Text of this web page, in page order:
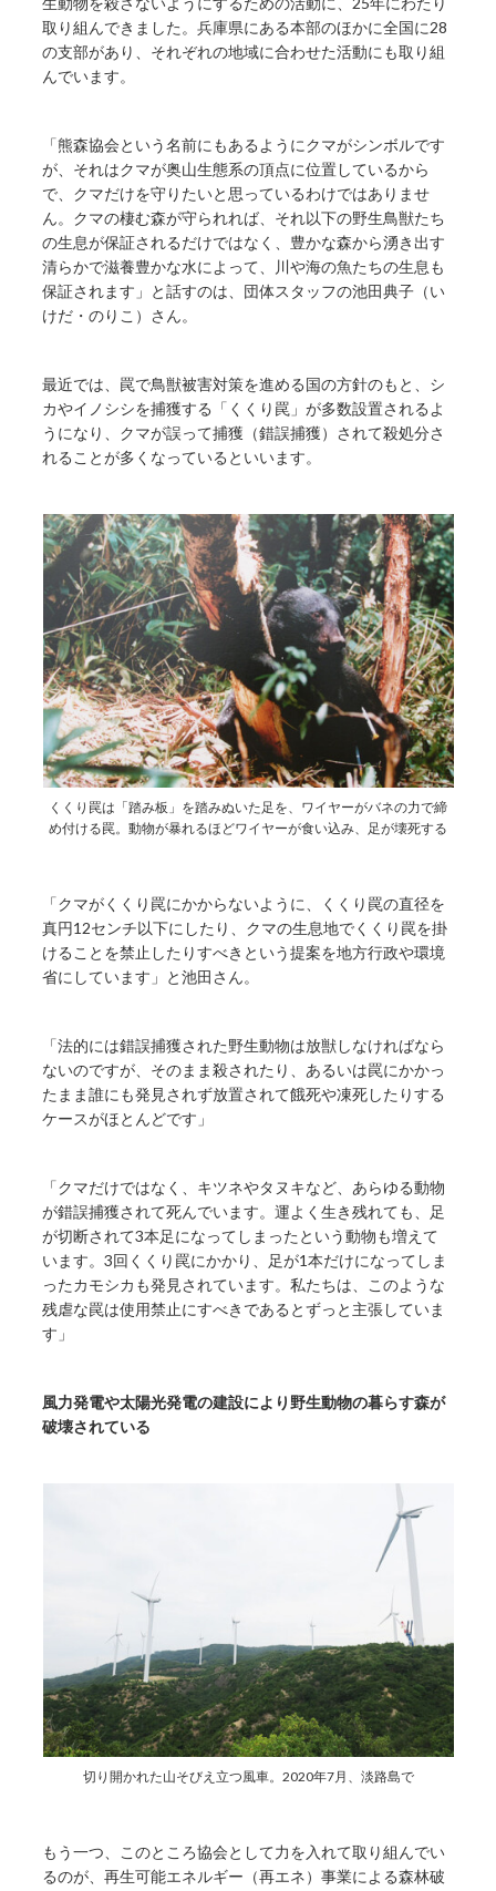
取り組んできました。兵庫県にある本部のほかに全国に28
の支部があり、それぞれの地域に合わせた活動にも取り組
んでいます。
「熊森協会という名前にもあるようにクマがシンボルです
が、それはクマが奥山生態系の頂点に位置しているから
で、クマだけを守りたいと思っているわけではありませ
ん。クマの棲む森が守られれば、それ以下の野生鳥獣たち
の生息が保証されるだけではなく、豊かな森から湧き出す
清らかで滋養豊かな水によって、川や海の魚たちの生息も
保証されます」と話すのは、団体スタッフの池田典子（い
けだ・のりこ）さん。
最近では、罠で鳥獣被害対策を進める国の方針のもと、シ
カやイノシシを捕獲する「くくり罠」が多数設置されるよ
うになり、クマが誤って捕獲（錯誤捕獲）されて殺処分さ
れることが多くなっているといいます。
くくり罠は「踏み板」を踏みぬいた足を、ワイヤーがバネの力で締
め付ける罠。動物が暴れるほどワイヤーが食い込み、足が壊死する
「クマがくくり罠にかからないように、くくり罠の直径を
真円12センチ以下にしたり、クマの生息地でくくり罠を掛
けることを禁止したりすべきという提案を地方行政や環境
省にしています」と池田さん。
「法的には錯誤捕獲された野生動物は放獣しなければなら
ないのですが、そのまま殺されたり、あるいは罠にかかっ
たまま誰にも発見されず放置されて餓死や凍死したりする
ケースがほとんどです」
「クマだけではなく、キツネやタヌキなど、あらゆる動物
が錯誤捕獲されて死んでいます。運よく生き残れても、足
が切断されて3本足になってしまったという動物も増えて
います。3回くくり罠にかかり、足が1本だけになってしま
ったカモシカも発見されています。私たちは、このような
残虐な罠は使用禁止にすべきであるとずっと主張していま
す」
風力発電や太陽光発電の建設により野生動物の暮らす森が
破壊されている
切り開かれた山そびえ立つ風車。2020年7月、淡路島で
もう一つ、このところ協会として力を入れて取り組んでい
るのが、再生可能エネルギー（再エネ）事業による森林破